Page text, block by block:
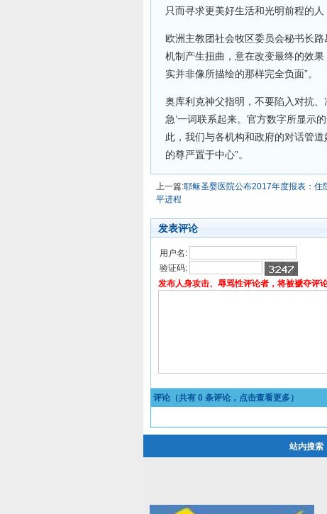
只而寻求更美好生活和光明前程的
欧洲主教团社会牧区委员会秘书长
机制产生扭曲，意在改变最终的效
实并非像所描绘的那样完全负面”。
奥库利克神父指明，不要陷入对抗
急’一词联系起来。官方数字所显示
此，我们与各机构和政府的对话管
的尊严置于中心”。
上一篇:耶稣圣婴医院公布2017年度报表：住
平进程
发表评论
用户名:
验证码:
发布人身攻击、辱骂性评论者，将被褫夺评
评论（共有 0 条评论，点击查看更多）
站内搜索